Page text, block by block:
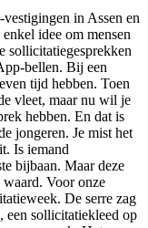
in Assen en
idee om mensen
sollicitatiegesprekken
bellen. Bij een
tijd hebben. Toen
vleet, maar nu wil je
hebben. En dat is
jongeren. Je mist het
Is iemand
bijbaan. Maar deze
Voor onze
De serre zag
een sollicitatiekleed op